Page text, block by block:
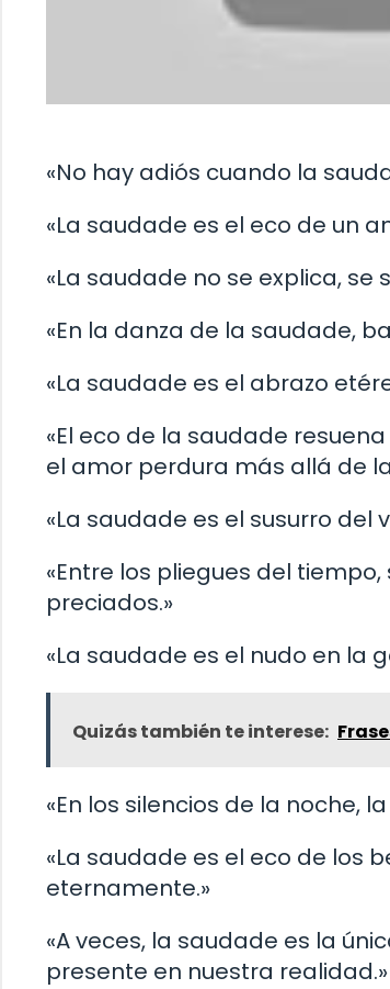
«No hay adiós cuando la
«La saudade es el eco de un
«La saudade no se explica,
«En la danza de la saudade,
«La saudade es el abrazo
«El eco de la saudade
el amor perdura más allá de
«La saudade es el susurro
«Entre los pliegues del
preciados.»
«La saudade es el nudo en la
Quizás también te interese:
«En los silencios de la noche,
«La saudade es el eco de los
eternamente.»
«A veces, la saudade es la
presente en nuestra realidad.»